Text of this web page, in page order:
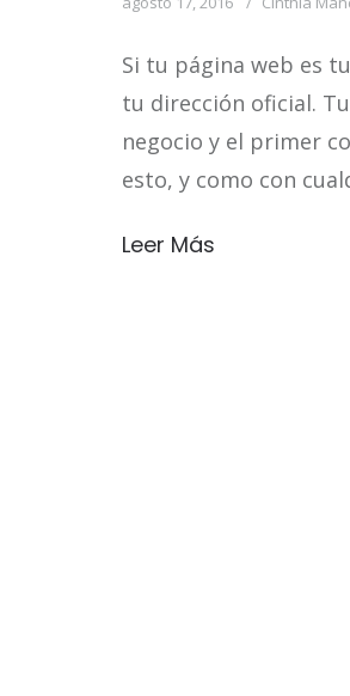
Si tu página web es
tu dirección oficial.
negocio y el primer
esto, y como con
Leer Más